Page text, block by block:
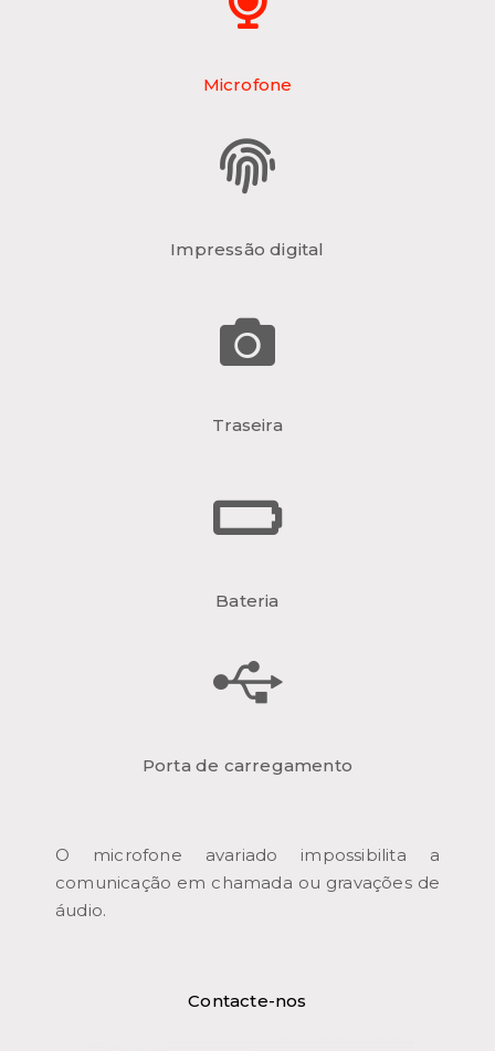
Microfone
Impressão digital
Traseira
Bateria
Porta de carregamento
O microfone avariado impossibilita a
comunicação em chamada ou gravações de
áudio.
Contacte-nos